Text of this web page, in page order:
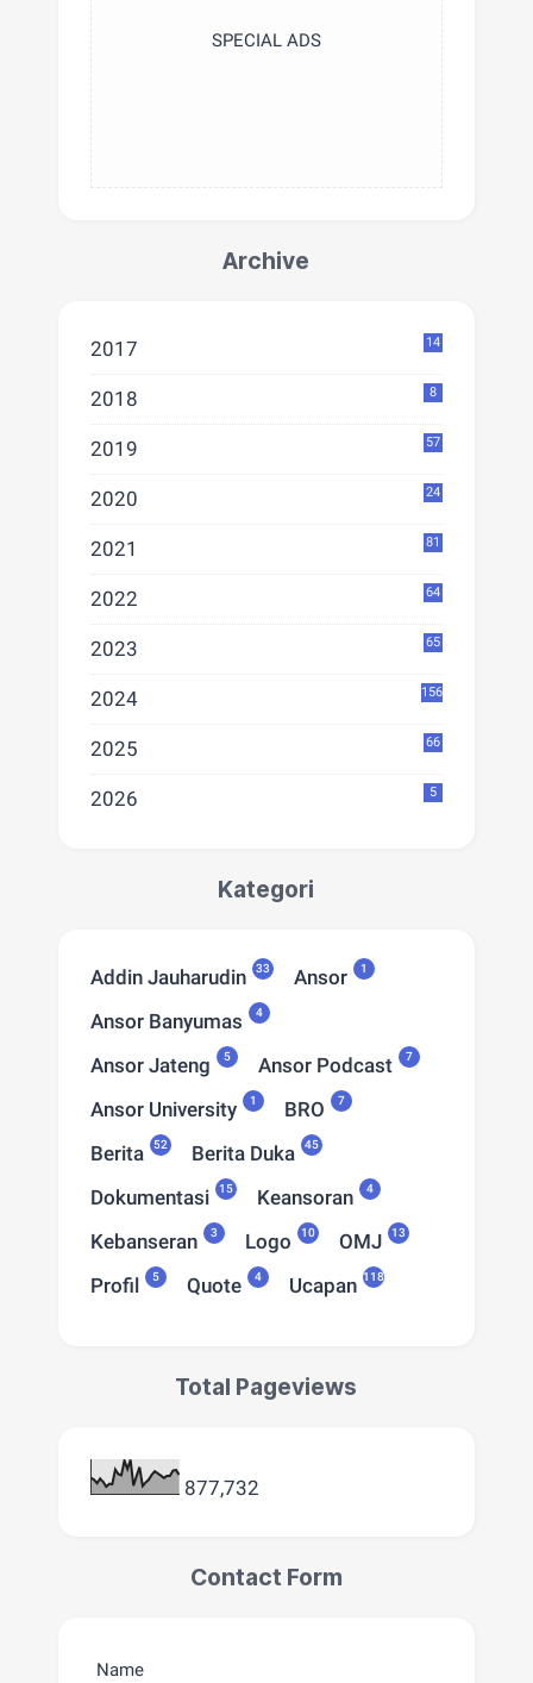
SPECIAL ADS
Archive
2017 14
2018 8
2019 57
2020 24
2021 81
2022 64
2023 65
2024 156
2025 66
2026 5
Kategori
Addin Jauharudin 33 Ansor 1
Ansor Banyumas 4
Ansor Jateng 5 Ansor Podcast 7
Ansor University 1 BRO 7
Berita 52 Berita Duka 45
Dokumentasi 15 Keansoran 4
Kebanseran 3 Logo 10 OMJ 13
Profil 5 Quote 4 Ucapan 118
Total Pageviews
877,732
Contact Form
Name